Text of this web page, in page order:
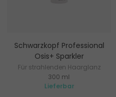
Schwarzkopf Professional
Osis+ Sparkler
Für strahlenden Haarglanz
300 ml
Lieferbar